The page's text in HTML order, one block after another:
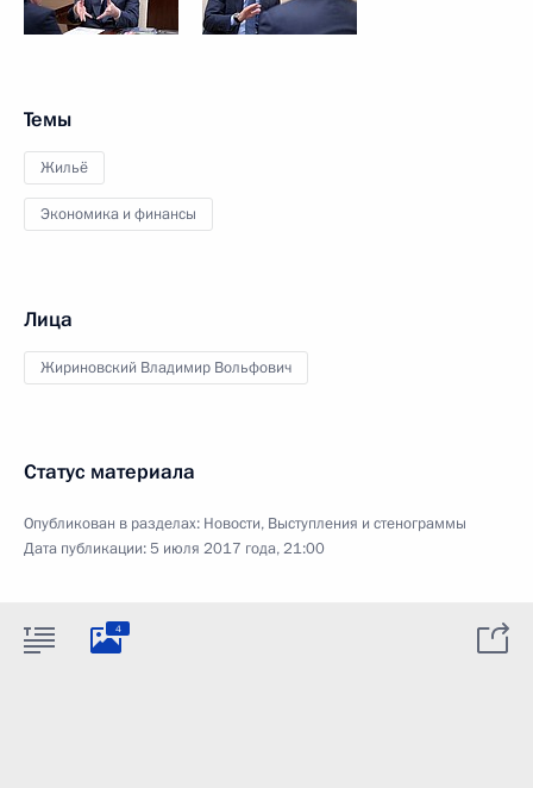
Темы
Жильё
Экономика и финансы
Лица
Жириновский Владимир Вольфович
Статус материала
Опубликован в разделах: Новости, Выступления и стенограммы
Дата публикации:5 июля 2017 года, 21:00
4